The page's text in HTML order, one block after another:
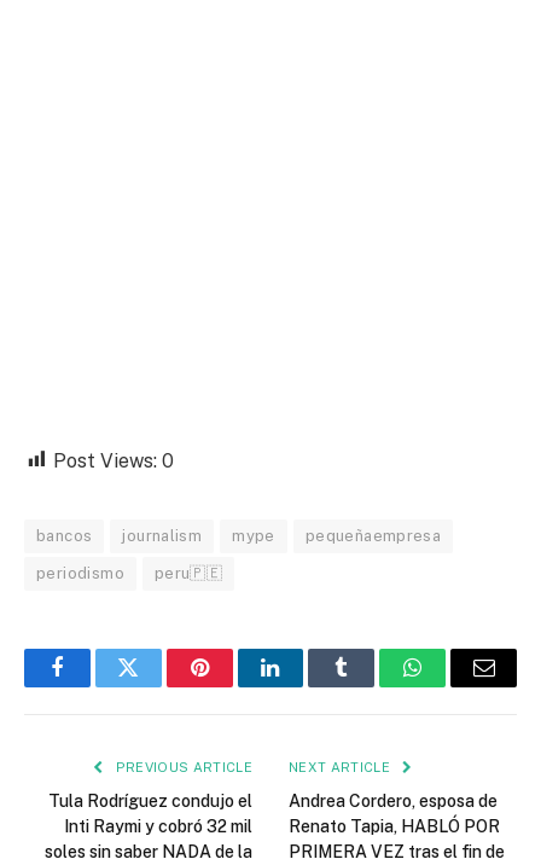
Post Views: 0
bancos journalism mype pequeñaempresa
periodismo peru🇵🇪
FacebookTwitter PinterestLinkedInTumblr WhatsAppEmail
PREVIOUS ARTICLE
Tula Rodríguez condujo el
Inti Raymi y cobró 32 mil
soles sin saber NADA de la
NEXT ARTICLE
Andrea Cordero, esposa de
Renato Tapia, HABLÓ POR
PRIMERA VEZ tras el fin de